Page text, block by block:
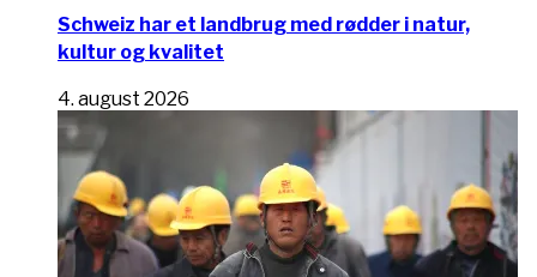
Schweiz har et landbrug med rødder i natur,
kultur og kvalitet
4. august 2026